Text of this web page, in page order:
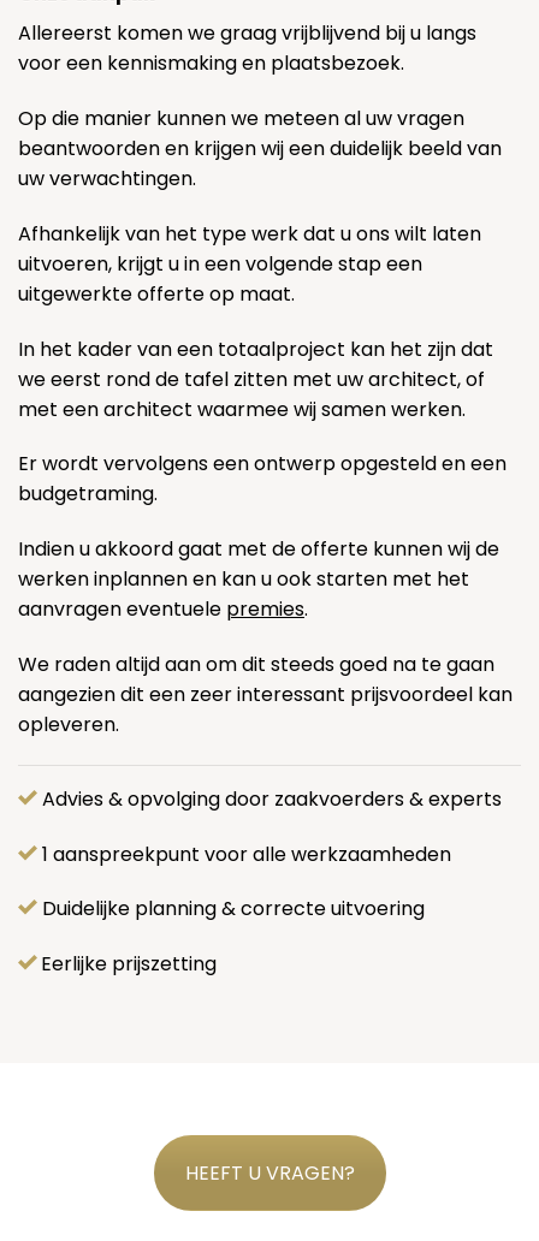
Allereerst komen we graag vrijblijvend bij u langs
voor een kennismaking en plaatsbezoek.
Op die manier kunnen we meteen al uw vragen
beantwoorden en krijgen wij een duidelijk beeld van
uw verwachtingen.
Afhankelijk van het type werk dat u ons wilt laten
uitvoeren, krijgt u in een volgende stap een
uitgewerkte offerte op maat.
In het kader van een totaalproject kan het zijn dat
we eerst rond de tafel zitten met uw architect, of
met een architect waarmee wij samen werken.
Er wordt vervolgens een ontwerp opgesteld en een
budgetraming.
Indien u akkoord gaat met de offerte kunnen wij de
werken inplannen en kan u ook starten met het
aanvragen eventuele premies.
We raden altijd aan om dit steeds goed na te gaan
aangezien dit een zeer interessant prijsvoordeel kan
opleveren.
Advies & opvolging door zaakvoerders & experts
1 aanspreekpunt voor alle werkzaamheden
Duidelijke planning & correcte uitvoering
Eerlijke prijszetting
HEEFT U VRAGEN?